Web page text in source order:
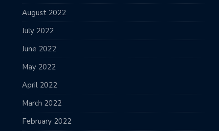
August 2022
July 2022
June 2022
May 2022
April 2022
March 2022
February 2022